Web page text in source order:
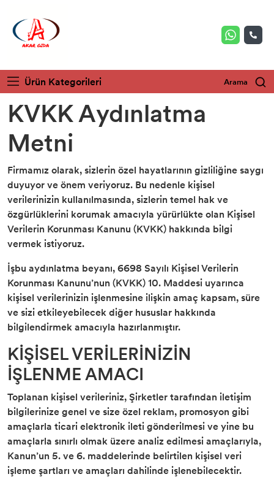
Ürün Kategorileri Arama
KVKK Aydınlatma
Metni
Firmamız olarak, sizlerin özel hayatlarının gizliliğine saygı
duyuyor ve önem veriyoruz. Bu nedenle kişisel
verilerinizin kullanılmasında, sizlerin temel hak ve
özgürlüklerini korumak amacıyla yürürlükte olan Kişisel
Verilerin Korunması Kanunu (KVKK) hakkında bilgi
vermek istiyoruz.
İşbu aydınlatma beyanı, 6698 Sayılı Kişisel Verilerin
Korunması Kanunu’nun (KVKK) 10. Maddesi uyarınca
kişisel verilerinizin işlenmesine ilişkin amaç kapsam, süre
ve sizi etkileyebilecek diğer hususlar hakkında
bilgilendirmek amacıyla hazırlanmıştır.
KİŞİSEL VERİLERİNİZİN
İŞLENME AMACI
Toplanan kişisel verileriniz, Şirketler tarafından iletişim
bilgilerinize genel ve size özel reklam, promosyon gibi
amaçlarla ticari elektronik ileti gönderilmesi ve yine bu
amaçlarla sınırlı olmak üzere analiz edilmesi amaçlarıyla,
Kanun’un 5. ve 6. maddelerinde belirtilen kişisel veri
işleme şartları ve amaçları dahilinde işlenebilecektir.